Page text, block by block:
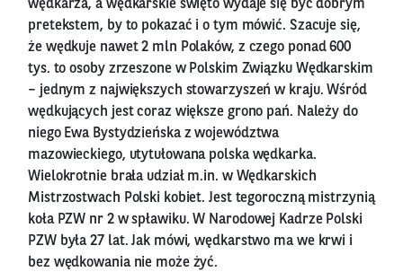
wędkarza, a wędkarskie święto wydaje się być dobrym
pretekstem, by to pokazać i o tym mówić. Szacuje się,
że wędkuje nawet 2 mln Polaków, z czego ponad 600
tys. to osoby zrzeszone w Polskim Związku Wędkarskim
– jednym z największych stowarzyszeń w kraju. Wśród
wędkujących jest coraz większe grono pań. Należy do
niego Ewa Bystydzieńska z województwa
mazowieckiego, utytułowana polska wędkarka.
Wielokrotnie brała udział m.in. w Wędkarskich
Mistrzostwach Polski kobiet. Jest tegoroczną mistrzynią
koła PZW nr 2 w spławiku. W Narodowej Kadrze Polski
PZW była 27 lat. Jak mówi, wędkarstwo ma we krwi i
bez wędkowania nie może żyć.